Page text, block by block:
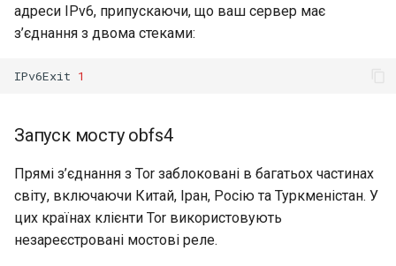
адреси IPv6, припускаючи, що ваш сервер має
з’єднання з двома стеками:
IPv6Exit 1
Запуск мосту obfs4
Прямі з’єднання з Tor заблоковані в багатьох частинах
світу, включаючи Китай, Іран, Росію та Туркменістан. У
цих країнах клієнти Tor використовують
незареєстровані мостові реле.